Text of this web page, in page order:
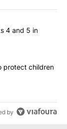
articles in the last
amendments 4
4 and 5 in
to
protect children
by